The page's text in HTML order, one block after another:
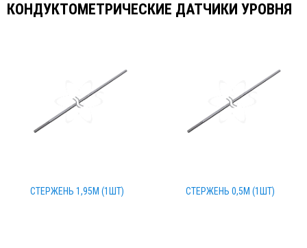
КОНДУКТОМЕТРИЧЕСКИЕ ДАТЧИКИ УРОВНЯ
СТЕРЖЕНЬ 1,95М (1ШТ) СТЕРЖЕНЬ 0,5М (1ШТ)